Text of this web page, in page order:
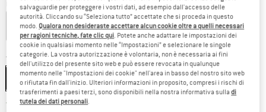
Colore:Transparent
15% 15%
Taglia:550 ml
550 ml 750 ml 950 ml
Tempi di consegna: 3-5 giorni lavorativi
salvaguardie per proteggere i vostri dati, ad esempio dall'accesso delle
autorità. Cliccando su “Seleziona tutto” accettate che si proceda in questo
modo. Qualora non desideraste accettare alcun cookie oltre a quelli necessari
per ragioni tecniche, fate clic qui. Potete anche adattare le impostazioni dei
cookie in qualsiasi momento nelle “Impostazioni” e selezionare le singole
categorie. La vostra autorizzazione è volontaria, non è necessaria ai fini
dell'utilizzo del presente sito web e può essere revocata in qualunque
momento nelle "Impostazioni dei cookie" nell'area in basso del nostro sito web
o rifiutata fin dall'inizio. Ulteriori informazioni in proposito, compresi i rischi di
trasferimenti a paesi terzi, sono disponibili nella nostra informativa sulladi
tutela dei dati personali.